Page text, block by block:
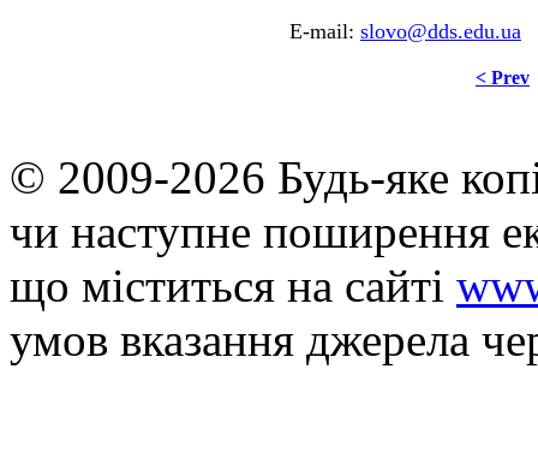
E-mail: slovo@dds.edu.ua
< Prev
© 2009-2026 Будь-яке
чи наступне поширення
що мiститься на сайті
умов вказання джерела